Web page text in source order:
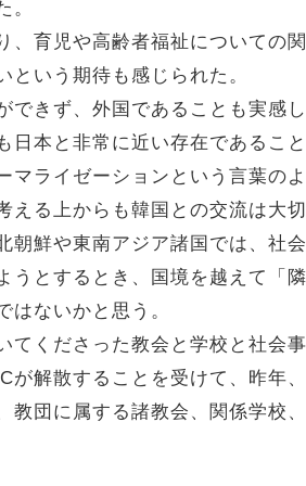
。
育児や高齢者福祉についての
いう期待も感じられた。
きず、外国であることも実感
本と非常に近い存在であるこ
ライゼーションという言葉の
る上からも韓国との交流は大
鮮や東南アジア諸国では、社
とするとき、国境を越えて「
はないかと思う。
くださった教会と学校と社会
が解散することを受けて、昨年
団に属する諸教会、関係学校